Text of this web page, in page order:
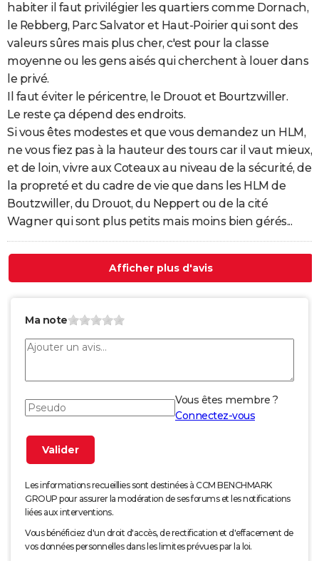
habiter il faut privilégier les quartiers comme Dornach,
le Rebberg, Parc Salvator et Haut-Poirier qui sont des
valeurs sûres mais plus cher, c'est pour la classe
moyenne ou les gens aisés qui cherchent à louer dans
le privé.
Il faut éviter le péricentre, le Drouot et Bourtzwiller.
Le reste ça dépend des endroits.
Si vous êtes modestes et que vous demandez un HLM,
ne vous fiez pas à la hauteur des tours car il vaut mieux,
et de loin, vivre aux Coteaux au niveau de la sécurité, de
la propreté et du cadre de vie que dans les HLM de
Boutzwiller, du Drouot, du Neppert ou de la cité
Wagner qui sont plus petits mais moins bien gérés...
Afficher plus d'avis
Ma note
Vous êtes membre ?
Connectez-vous
Les informations recueillies sont destinées à CCM BENCHMARK
GROUP pour assurer la modération de ses forums et les notifications
liées aux interventions.
Vous bénéficiez d'un droit d'accès, de rectification et d'effacement de
vos données personnelles dans les limites prévues par la loi.